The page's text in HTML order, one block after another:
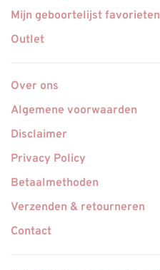
Mijn geboortelijst favorieten
Outlet
Over ons
Algemene voorwaarden
Disclaimer
Privacy Policy
Betaalmethoden
Verzenden & retourneren
Contact